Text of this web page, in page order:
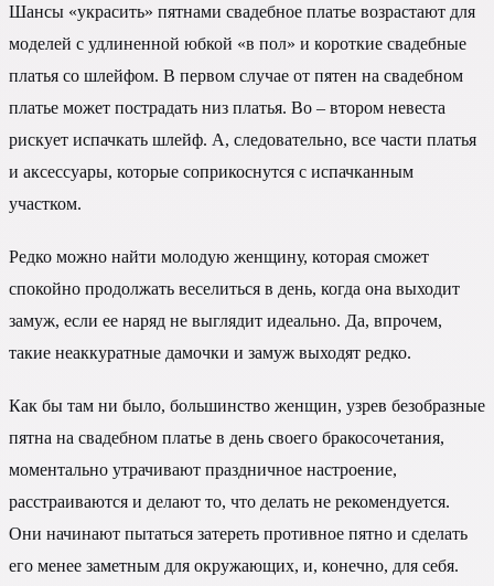
Шансы «украсить» пятнами свадебное платье возрастают для
моделей с удлиненной юбкой «в пол» и короткие свадебные
платья со шлейфом. В первом случае от пятен на свадебном
платье может пострадать низ платья. Во – втором невеста
рискует испачкать шлейф. А, следовательно, все части платья
и аксессуары, которые соприкоснутся с испачканным
участком.
Редко можно найти молодую женщину, которая сможет
спокойно продолжать веселиться в день, когда она выходит
замуж, если ее наряд не выглядит идеально. Да, впрочем,
такие неаккуратные дамочки и замуж выходят редко.
Как бы там ни было, большинство женщин, узрев безобразные
пятна на свадебном платье в день своего бракосочетания,
моментально утрачивают праздничное настроение,
расстраиваются и делают то, что делать не рекомендуется.
Они начинают пытаться затереть противное пятно и сделать
его менее заметным для окружающих, и, конечно, для себя.